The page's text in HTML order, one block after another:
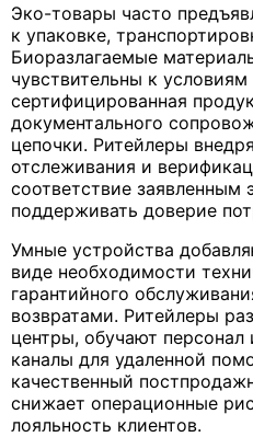
Эко-товары часто
к упаковке,
Биоразлагаемые
чувствительны к
сертифицированная
документального
цепочки. Ритейлеры
отслеживания и
соответствие заявленным
поддерживать доверие
Умные устройства
виде необходимости
гарантийного
возвратами. Ритейлеры
центры, обучают
каналы для удаленной
качественный
снижает операционные
лояльность клиентов.